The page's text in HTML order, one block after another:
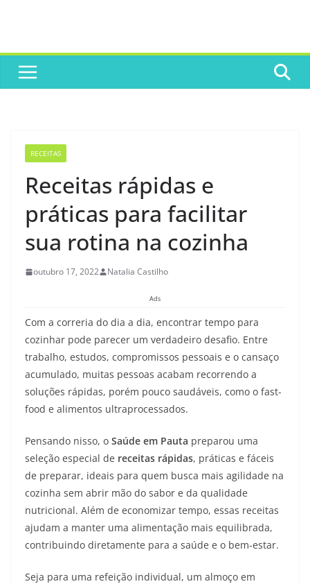
conteúdo
RECEITAS
Receitas rápidas e
práticas para facilitar
sua rotina na cozinha
outubro 17, 2022 Natalia Castilho
Ads
Com a correria do dia a dia, encontrar tempo para
cozinhar pode parecer um verdadeiro desafio. Entre
trabalho, estudos, compromissos pessoais e o cansaço
acumulado, muitas pessoas acabam recorrendo a
soluções rápidas, porém pouco saudáveis, como o fast-
food e alimentos ultraprocessados.
Pensando nisso, o Saúde em Pauta preparou uma
seleção especial de receitas rápidas, práticas e fáceis
de preparar, ideais para quem busca mais agilidade na
cozinha sem abrir mão do sabor e da qualidade
nutricional. Além de economizar tempo, essas receitas
ajudam a manter uma alimentação mais equilibrada,
contribuindo diretamente para a saúde e o bem-estar.
Seja para uma refeição individual, um almoço em